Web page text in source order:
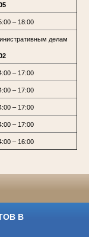
– 18:00
делам
– 17:00
– 17:00
– 17:00
– 17:00
– 16:00
В